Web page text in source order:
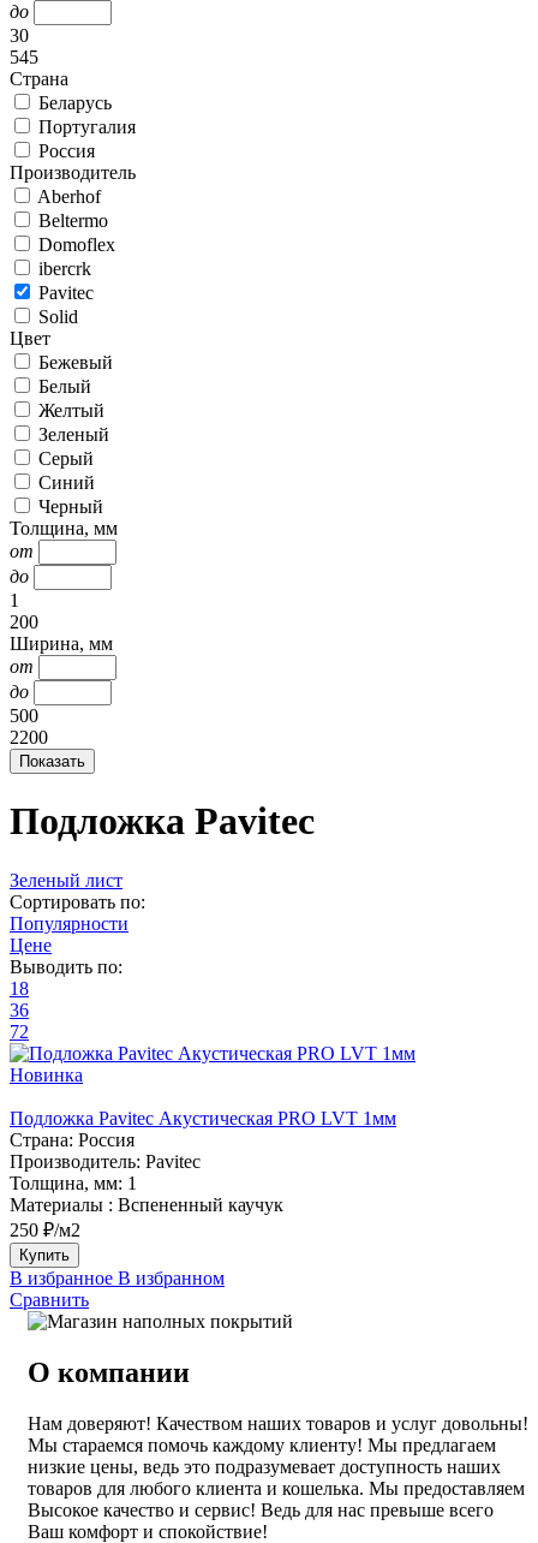
до
30
545
Страна
Беларусь
Португалия
Россия
Производитель
Aberhof
Beltermo
Domoflex
ibercrk
Pavitec
Solid
Цвет
Бежевый
Белый
Желтый
Зеленый
Серый
Синий
Черный
Толщина, мм
от
до
1
200
Ширина, мм
от
до
500
2200
Подложка Pavitec
Зеленый лист
Сортировать по:
Популярности
Цене
Выводить по:
18
36
72
Новинка
Подложка Pavitec Акустическая PRO LVT 1мм
Страна: Россия
Производитель: Pavitec
Толщина, мм: 1
Материалы : Вспененный каучук
250 ₽/м2
Купить
В избранное В избранном
Сравнить
О компании
Нам доверяют! Качеством наших товаров и услуг довольны!
Мы стараемся помочь каждому клиенту! Мы предлагаем
низкие цены, ведь это подразумевает доступность наших
товаров для любого клиента и кошелька. Мы предоставляем
Высокое качество и сервис! Ведь для нас превыше всего
Ваш комфорт и спокойствие!